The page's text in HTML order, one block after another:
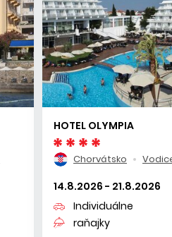
HOTEL OLYMPIA
Chorvátsko
14.8.2026 - 21.8.2026
Individuálne
raňajky